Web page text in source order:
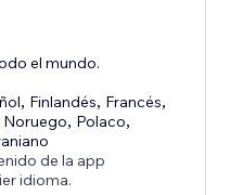
la página web.
directamente desde
reservas, llamadas y
de forma
cuáles son los
el mundo.
, Finlandés, Francés,
Noruego, Polaco,
de la app
idioma.